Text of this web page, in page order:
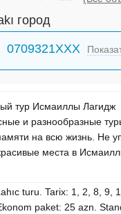
город
0709321XXX
тур Исмаиллы Лагидж
и разнообразные
на всю жизнь. Не
места в
turu. Tarix: 1, 2, 8,
paket: 25 azn.